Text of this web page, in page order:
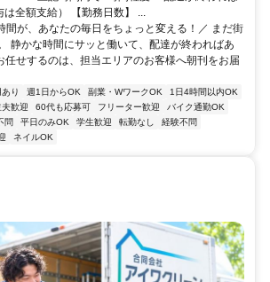
は全額支給） 【勤務日数】 ...
間が、あなたの毎日をちょっと変える！／ まだ街
静かな時間にサッと働いて、配達が終わればあ
任せするのは、担当エリアのお客様へ朝刊をお届
り 週1日からOK 副業・WワークOK
1日4時間以内OK
歓迎 60代も応募可 フリーター歓迎
バイク通勤OK
問 平日のみOK 学生歓迎 転勤なし
経験不問
ネイルOK